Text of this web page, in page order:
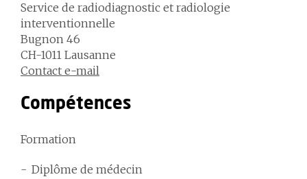
Service de radiodiagnostic et radiologie
interventionnelle
Bugnon 46
CH-1011 Lausanne
Contact e-mail
Compétences
Formation
Diplôme de médecin